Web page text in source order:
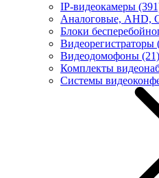
IP-видеокамеры
Аналоговые, AHD,
Блоки
Видеорегистраторы
Видеодомофоны (21)
Комплекты
Системы